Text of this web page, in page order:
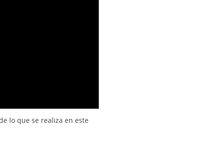
lo que se realiza en este